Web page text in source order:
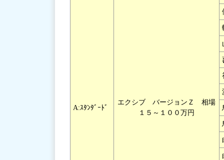
A:ｽﾀﾝﾀﾞｰﾄﾞ
エクシブ バージョンＺ 相場
１５～１００万円